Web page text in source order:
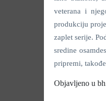
veterana i
produkciju
zaplet serije.
sredine
pripremi,
Objavljeno u